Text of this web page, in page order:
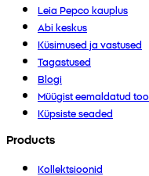
Leia Pepco kauplus
Abi keskus
Küsimused ja vastused
Tagastused
Blogi
Müügist eemaldatud
Küpsiste seaded
Products
Kollektsioonid